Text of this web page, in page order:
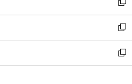
で
開
く
ド
ウ
で
開
く
ィ
ン
ド
ウ
で
開
い
ウ
ィ
ン
ド
ウ
新
し
い
ウ
ィ
ン
新
し
い
ウ
新
し